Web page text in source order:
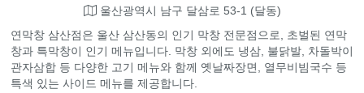
울산광역시 남구 달삼로 53-1 (달동)
연막창 삼산점은 울산 삼산동의 인기 막창 전문점으로, 초벌된 연막
창과 특막창이 인기 메뉴입니다. 막창 외에도 냉삼, 불닭발, 차돌박이
관자삼합 등 다양한 고기 메뉴와 함께 옛날짜장면, 열무비빔국수 등
특색 있는 사이드 메뉴를 제공합니다.